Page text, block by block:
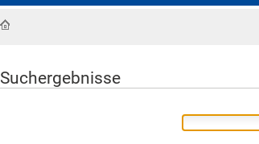
Suchergebnisse